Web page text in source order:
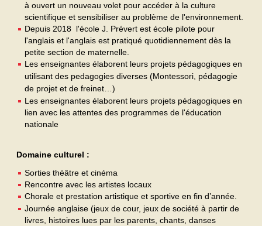
à ouvert un nouveau volet pour accéder à la culture
scientifique et sensibiliser au problème de l'environnement.
Depuis 2018 l'école J. Prévert est école pilote pour
l'anglais et l'anglais est pratiqué quotidiennement dès la
petite section de maternelle.
Les enseignantes élaborent leurs projets pédagogiques en
utilisant des pedagogies diverses (Montessori, pédagogie
de projet et de freinet…)
Les enseignantes élaborent leurs projets pédagogiques en
lien avec les attentes des programmes de l'éducation
nationale
Domaine culturel :
Sorties théâtre et cinéma
Rencontre avec les artistes locaux
Chorale et prestation artistique et sportive en fin d’année.
Journée anglaise (jeux de cour, jeux de société à partir de
livres, histoires lues par les parents, chants, danses